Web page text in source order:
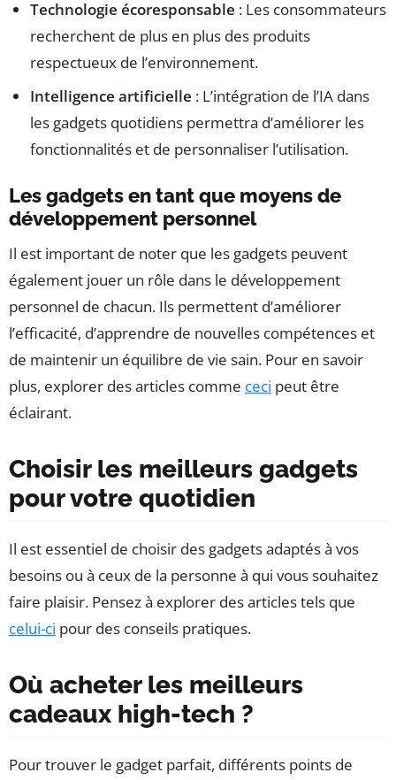
Technologie écoresponsable : Les consommateurs
recherchent de plus en plus des produits
respectueux de l’environnement.
Intelligence artificielle : L’intégration de l’IA dans
les gadgets quotidiens permettra d’améliorer les
fonctionnalités et de personnaliser l’utilisation.
Les gadgets en tant que moyens de
développement personnel
Il est important de noter que les gadgets peuvent
également jouer un rôle dans le développement
personnel de chacun. Ils permettent d’améliorer
l’efficacité, d’apprendre de nouvelles compétences et
de maintenir un équilibre de vie sain. Pour en savoir
plus, explorer des articles comme ceci peut être
éclairant.
Choisir les meilleurs gadgets
pour votre quotidien
Il est essentiel de choisir des gadgets adaptés à vos
besoins ou à ceux de la personne à qui vous souhaitez
faire plaisir. Pensez à explorer des articles tels que
celui-ci pour des conseils pratiques.
Où acheter les meilleurs
cadeaux high-tech ?
Pour trouver le gadget parfait, différents points de